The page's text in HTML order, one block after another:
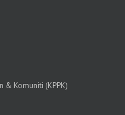
& Komuniti (KPPK)